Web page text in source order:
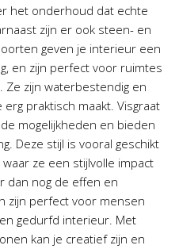
het onderhoud dat echte
zijn er ook steen- en
geven je interieur een
en zijn perfect voor ruimtes
Ze zijn waterbestendig en
praktisch maakt. Visgraat
mogelijkheden en bieden
Deze stijl is vooral geschikt
ze een stijlvolle impact
dan nog de effen en
zijn perfect voor mensen
gedurfd interieur. Met
kan je creatief zijn en